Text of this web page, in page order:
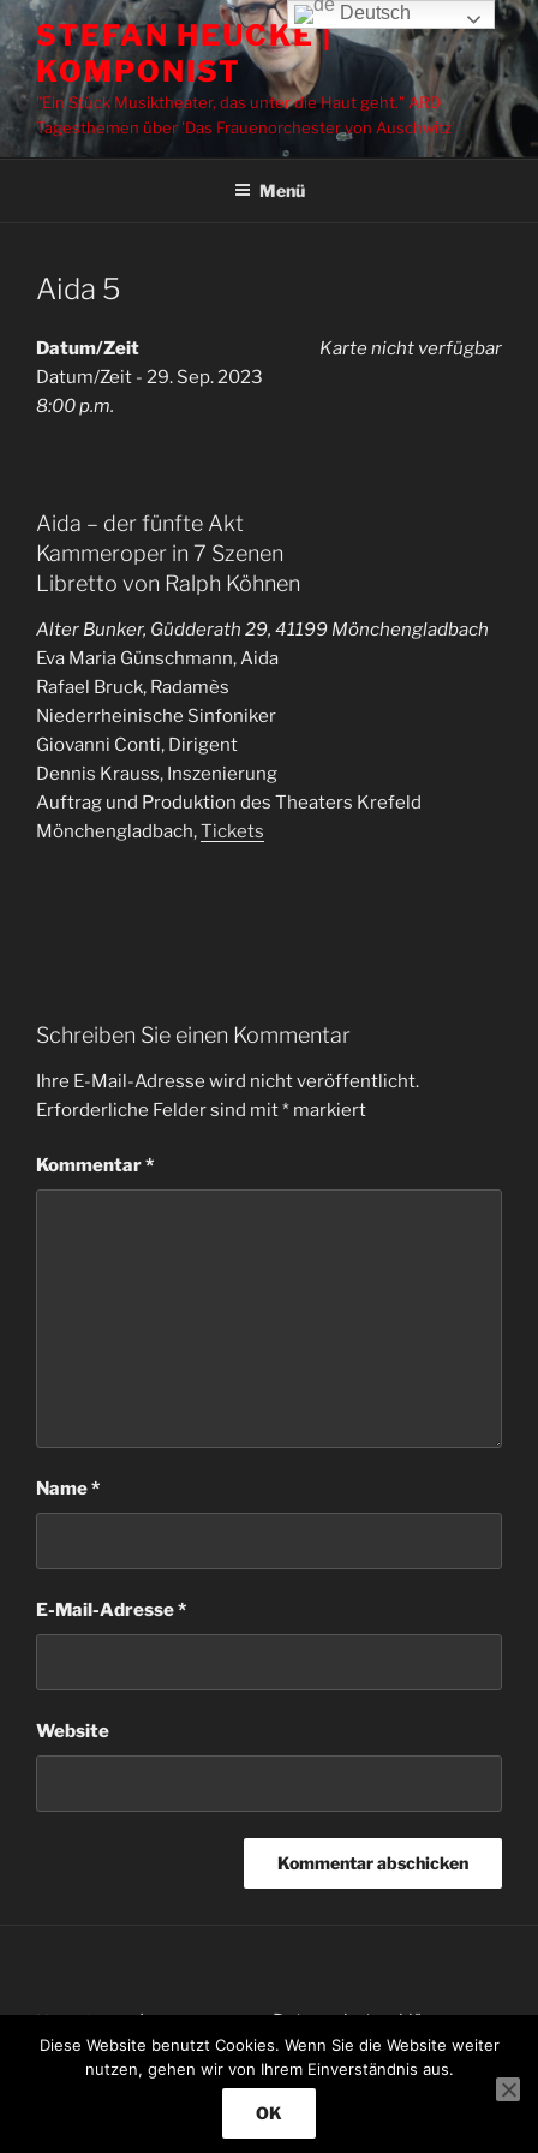
Zum
Inhalt
springen
STEFAN HEUCKE |
KOMPONIST
"Ein Stück Musiktheater, das unter die Haut geht." ARD
Tagesthemen über 'Das Frauenorchester von Auschwitz'
Menü
Aida 5
Karte nicht verfügbar
Datum/Zeit
Datum/Zeit - 29. Sep. 2023
8:00 p.m.
Aida – der fünfte Akt
Kammeroper in 7 Szenen
Libretto von Ralph Köhnen
Alter Bunker, Güdderath 29, 41199 Mönchengladbach
Eva Maria Günschmann, Aida
Rafael Bruck, Radamès
Niederrheinische Sinfoniker
Giovanni Conti, Dirigent
Dennis Krauss, Inszenierung
Auftrag und Produktion des Theaters Krefeld
Mönchengladbach,Tickets
Schreiben Sie einen Kommentar
Ihre E-Mail-Adresse wird nicht veröffentlicht.
Erforderliche Felder sind mit* markiert
Kommentar*
Name*
E-Mail-Adresse*
Website
Kontakt Impressum Datenschutzerklärung
Deutsch
Diese Website benutzt Cookies. Wenn Sie die Website weiter
nutzen, gehen wir von Ihrem Einverständnis aus.
OK